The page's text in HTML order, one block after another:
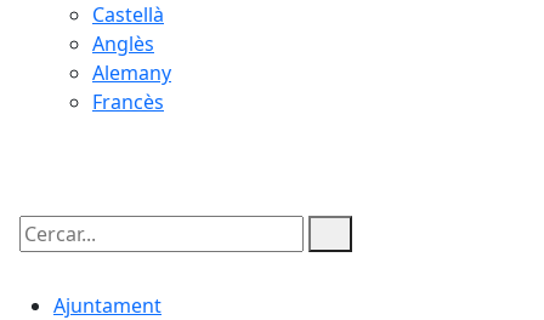
Castellà
Anglès
Alemany
Francès
Cercar:
Ajuntament